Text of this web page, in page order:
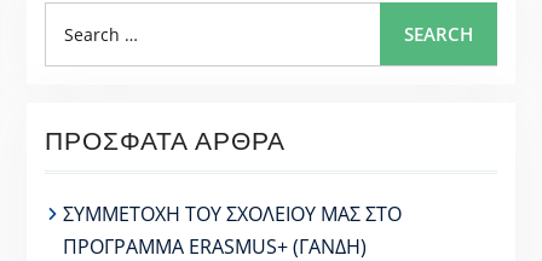
for:
SEARCH
ΠΡΌΣΦΑΤΑ ΆΡΘΡΑ
ΣΥΜΜΕΤΟΧΗ ΤΟΥ ΣΧΟΛΕΙΟΥ ΜΑΣ ΣΤΟ
ΠΡΟΓΡΑΜΜΑ ERASMUS+ (ΓΑΝΔΗ)